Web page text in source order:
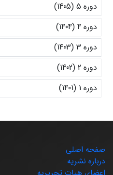
دوره 5 (1405)
دوره 4 (1404)
دوره 3 (1403)
دوره 2 (1402)
دوره 1 (1401)
صفحه اصلی
درباره نشریه